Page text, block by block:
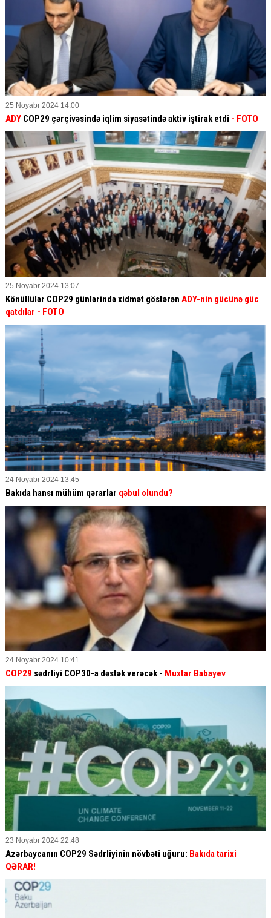
25 Noyabr 2024 14:00
ADY COP29 çərçivəsində iqlim siyasətində aktiv iştirak etdi - FOTO
25 Noyabr 2024 13:07
Könüllülər COP29 günlərində xidmət göstərən ADY-nin gücünə güc
qatdılar - FOTO
24 Noyabr 2024 13:45
Bakıda hansı mühüm qərarlar qəbul olundu?
24 Noyabr 2024 10:41
COP29 sədrliyi COP30-a dəstək verəcək - Muxtar Babayev
23 Noyabr 2024 22:48
Azərbaycanın COP29 Sədrliyinin növbəti uğuru: Bakıda tarixi
QƏRAR!